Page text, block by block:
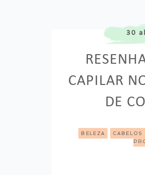
30
CAPILAR
DE
BELEZA CABELOS